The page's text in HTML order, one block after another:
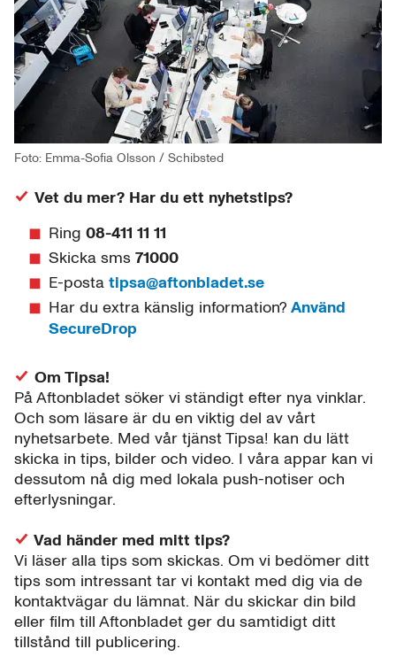
Foto: Emma-Sofia Olsson / Schibsted
Vet du mer? Har du ett nyhetstips?
Ring 08-411 11 11
Skicka sms 71000
E-posta tipsa@aftonbladet.se
Har du extra känslig information? Använd
SecureDrop
Om Tipsa!
På Aftonbladet söker vi ständigt efter nya vinklar.
Och som läsare är du en viktig del av vårt
nyhetsarbete. Med vår tjänst Tipsa! kan du lätt
skicka in tips, bilder och video. I våra appar kan vi
dessutom nå dig med lokala push-notiser och
efterlysningar.
Vad händer med mitt tips?
Vi läser alla tips som skickas. Om vi bedömer ditt
tips som intressant tar vi kontakt med dig via de
kontaktvägar du lämnat. När du skickar din bild
eller film till Aftonbladet ger du samtidigt ditt
tillstånd till publicering.